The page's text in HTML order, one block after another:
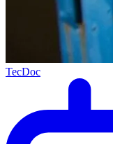
TecDoc